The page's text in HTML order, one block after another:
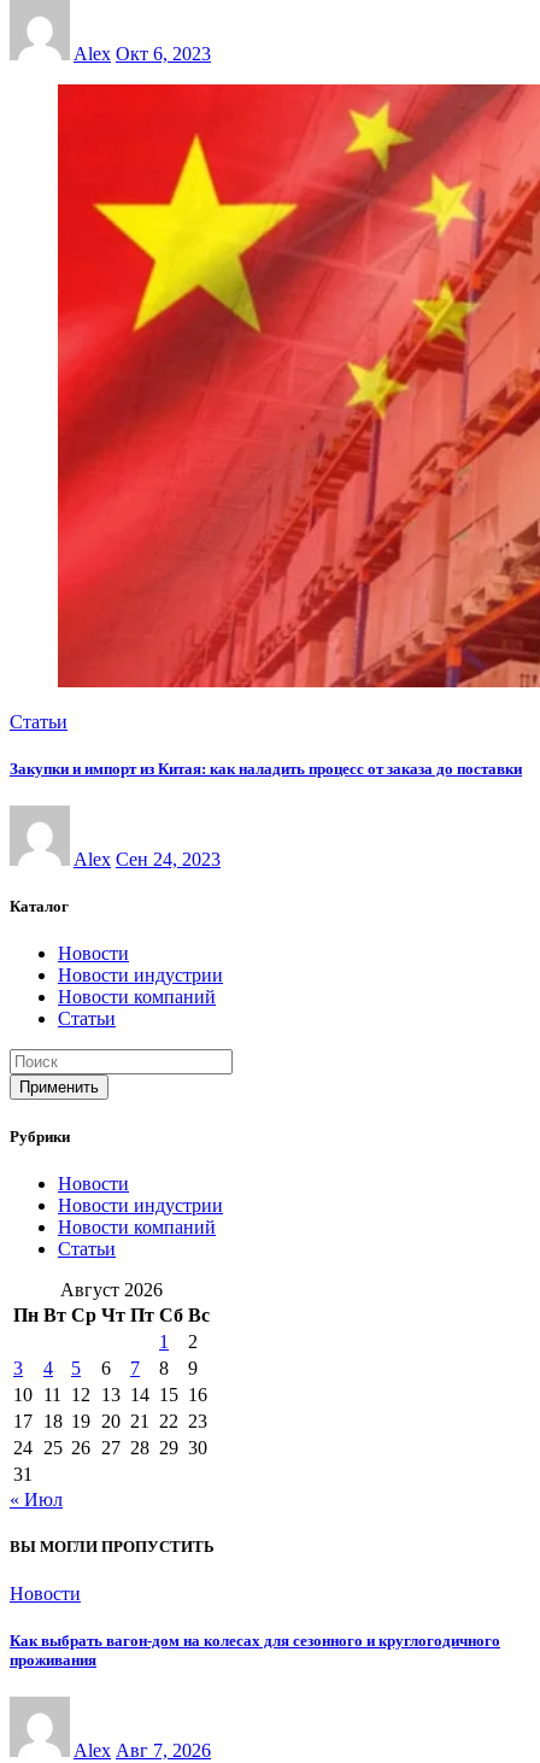
Alex Окт 6, 2023
Статьи
Закупки и импорт из Китая: как наладить процесс от заказа до поставки
Alex Сен 24, 2023
Каталог
Новости
Новости индустрии
Новости компаний
Статьи
Применить
Рубрики
Новости
Новости индустрии
Новости компаний
Статьи
Август 2026
Пн Вт Ср Чт Пт Сб Вс
1
2
3
4 5 6 7 8
9
10 11 12 13 14 15 16
17 18 19 20 21 22 23
24 25 26 27 28 29 30
31
« Июл
ВЫ МОГЛИ ПРОПУСТИТЬ
Новости
Как выбрать вагон-дом на колесах для сезонного и круглогодичного
проживания
Alex Авг 7, 2026